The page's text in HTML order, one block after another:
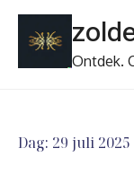
Ontdek.
Dag: 29 juli 2025